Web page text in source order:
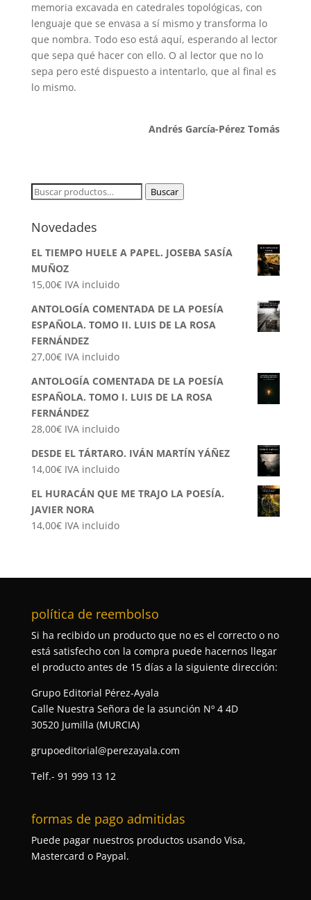
memoria excavada en catedrales topológicas, con
lenguaje que se envasa a sí mismo y transforma lo
que nombra. Todo eso está aquí, esperando al lector
que sepa qué hacer con ello. O al lector que no lo
sepa pero esté dispuesto a intentarlo, que al final es
lo mismo.
Andrés García-Pérez Tomás
Buscar
Buscar
Novedades
EL TIEMPO HUELE A PAPEL. JOSEBA SASÍA
MUÑOZ
15,00€ IVA incluido
ANTOLOGÍA COMENTADA DE LA POESÍA
ESPAÑOLA. TOMO II. LUIS DE LA ROSA
FERNÁNDEZ
27,00€ IVA incluido
ANTOLOGÍA COMENTADA DE LA POESÍA
ESPAÑOLA. TOMO I. LUIS DE LA ROSA
FERNÁNDEZ
28,00€ IVA incluido
DESDE EL TÁRTARO. IVÁN MARTÍN YÁÑEZ
14,00€ IVA incluido
EL HURACÁN QUE ME TRAJO LA POESÍA.
JAVIER NORA
14,00€ IVA incluido
política de reembolso
Si ha recibido un producto que no es el correcto o no
está satisfecho con la compra puede hacernos llegar
el producto antes de 15 días a la siguiente dirección:
Grupo Editorial Pérez-Ayala
Calle Nuestra Señora de la asunción Nº 4 4D
30520 Jumilla (MURCIA)
grupoeditorial@perezayala.com
Telf.- 91 999 13 12
formas de pago admitidas
Puede pagar nuestros productos usando Visa,
Mastercard o Paypal.